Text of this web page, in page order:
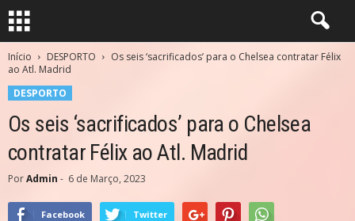
Início DESPORTO
Os seis ‘sacrificados’ para o Chelsea contratar Félix
ao Atl. Madrid
DESPORTO
Os seis ‘sacrificados’ para o Chelsea
contratar Félix ao Atl. Madrid
PorAdmin - 6 de Março, 2023
Facebook Twitter